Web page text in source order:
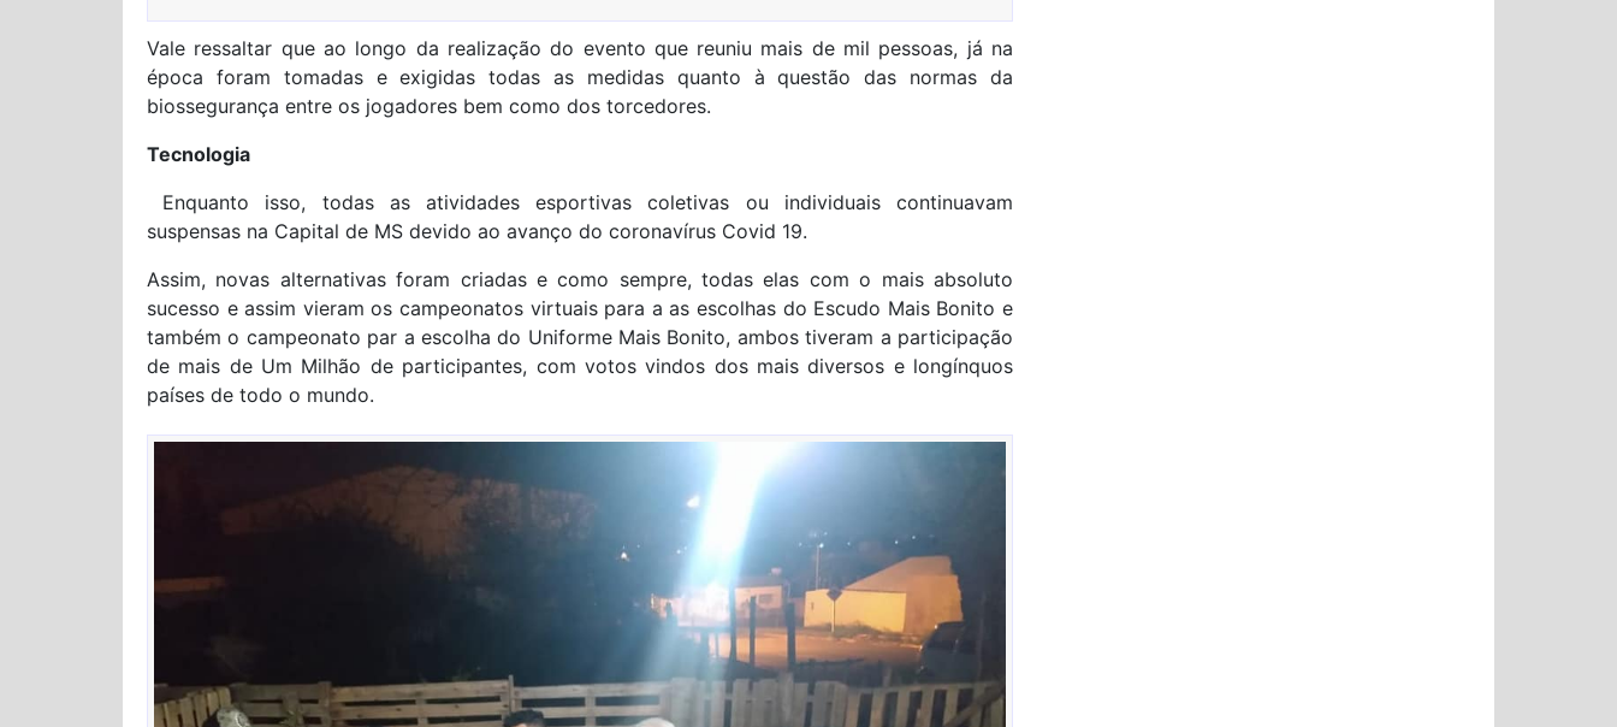
Vale ressaltar que ao longo da realização do evento que reuniu mais de mil pessoas, já na
época foram tomadas e exigidas todas as medidas quanto à questão das normas da
biossegurança entre os jogadores bem como dos torcedores.
Tecnologia
Enquanto isso, todas as atividades esportivas coletivas ou individuais continuavam
suspensas na Capital de MS devido ao avanço do coronavírus Covid 19.
Assim, novas alternativas foram criadas e como sempre, todas elas com o mais absoluto
sucesso e assim vieram os campeonatos virtuais para a as escolhas do Escudo Mais Bonito e
também o campeonato par a escolha do Uniforme Mais Bonito, ambos tiveram a participação
de mais de Um Milhão de participantes, com votos vindos dos mais diversos e longínquos
países de todo o mundo.